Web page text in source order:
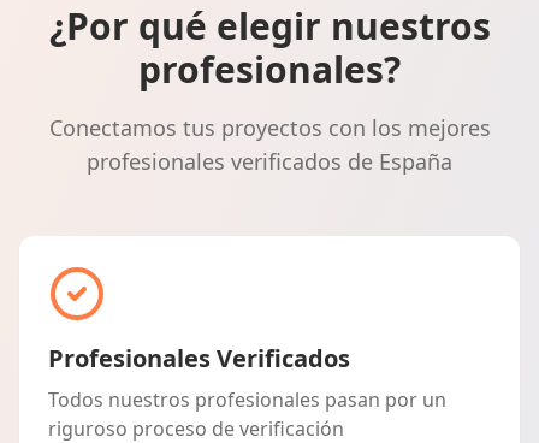
¿Por qué elegir nuestros
profesionales?
Conectamos tus proyectos con los mejores
profesionales verificados de España
Profesionales Verificados
Todos nuestros profesionales pasan por un
riguroso proceso de verificación